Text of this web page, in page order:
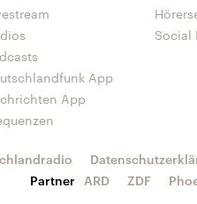
App
App
Social
Partner
ARD ZDF